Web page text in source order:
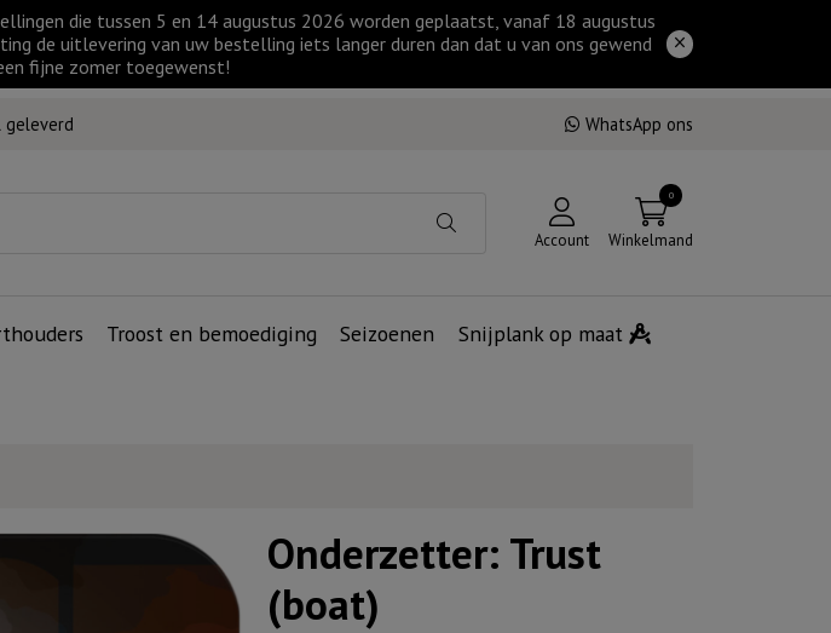
die tussen 5 en 14 augustus 2026 worden geplaatst, vanaf 18 augustus
de uitlevering van uw bestelling iets langer duren dan dat u van ons gewend
fijne zomer toegewenst!
geleverd WhatsApp ons
Account
0
Winkelmand
Troost en bemoediging Seizoenen Snijplank op maat
Onderzetter: Trust
(boat)